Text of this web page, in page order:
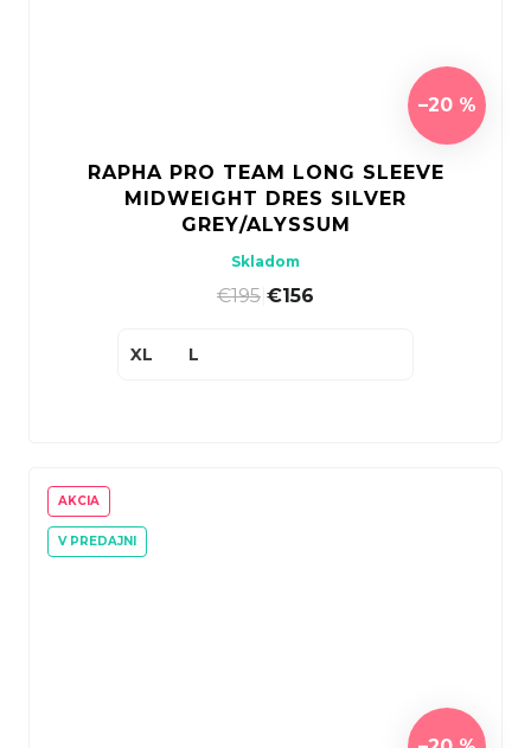
–20 %
RAPHA PRO TEAM LONG SLEEVE
MIDWEIGHT DRES SILVER
GREY/ALYSSUM
Skladom
€195 €156
XL L
AKCIA
V PREDAJNI